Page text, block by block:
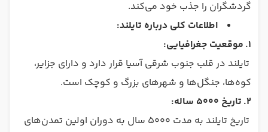
گردشگران را جذب خود می‌کند.
اطلاعات کلی درباره تایلند:
1. موقعیت جغرافیایی:
تایلند در قلب جنوب شرقی آسیا قرار دارد و دارای جزایر،
کوه‌ها، جنگل‌ها و شهرهای بزرگ و کوچک است.
2. تاریخ 5000 ساله:
تاریخ تایلند به مدت 5000 سال به دوران اولین تمدن‌های